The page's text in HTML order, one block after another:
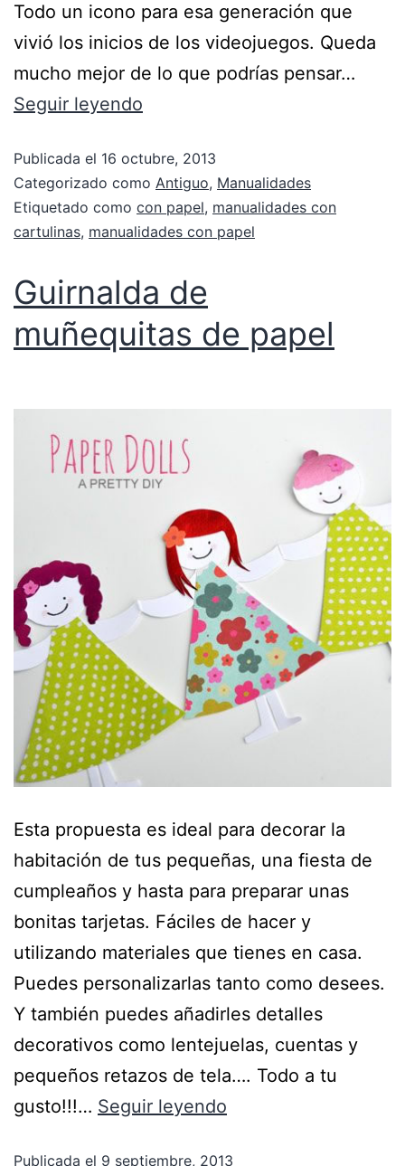
Todo un icono para esa generación que
vivió los inicios de los videojuegos. Queda
mucho mejor de lo que podrías pensar…
Seguir leyendo
Publicada el 16 octubre, 2013
Categorizado como Antiguo, Manualidades
Etiquetado como con papel, manualidades con
cartulinas, manualidades con papel
Guirnalda de
muñequitas de papel
Esta propuesta es ideal para decorar la
habitación de tus pequeñas, una fiesta de
cumpleaños y hasta para preparar unas
bonitas tarjetas. Fáciles de hacer y
utilizando materiales que tienes en casa.
Puedes personalizarlas tanto como desees.
Y también puedes añadirles detalles
decorativos como lentejuelas, cuentas y
pequeños retazos de tela…. Todo a tu
gusto!!!… Seguir leyendo
Publicada el 9 septiembre, 2013